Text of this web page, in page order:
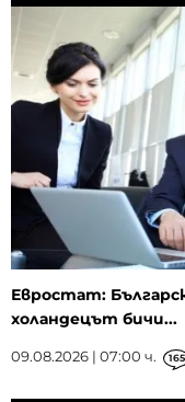
Евростат:
холандецът бичи...
09.08.2026 | 07:00 ч. 165